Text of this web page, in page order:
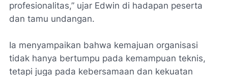
profesionalitas,” ujar Edwin di hadapan peserta
dan tamu undangan.
Ia menyampaikan bahwa kemajuan organisasi
tidak hanya bertumpu pada kemampuan teknis,
tetapi juga pada kebersamaan dan kekuatan